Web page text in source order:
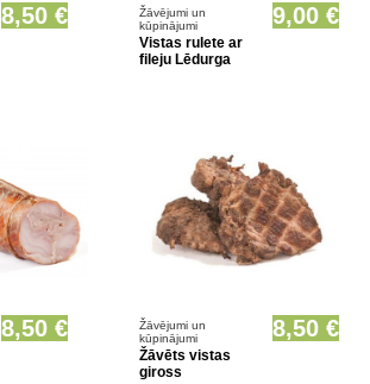
8,50 €
Žāvējumi un
kūpinājumi
Vistas rulete ar
fileju Lēdurga
9,00 €
8,50 €
Žāvējumi un
kūpinājumi
Žāvēts vistas
giross
8,50 €